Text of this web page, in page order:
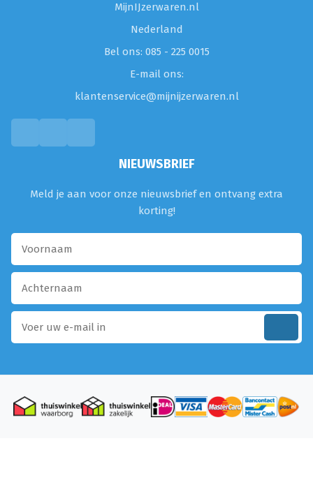
MijnIJzerwaren.nl
Nederland
Bel ons: 085 - 225 0015
E-mail ons:
klantenservice@mijnijzerwaren.nl
NIEUWSBRIEF
Meld je aan voor onze nieuwsbrief en ontvang extra
korting!